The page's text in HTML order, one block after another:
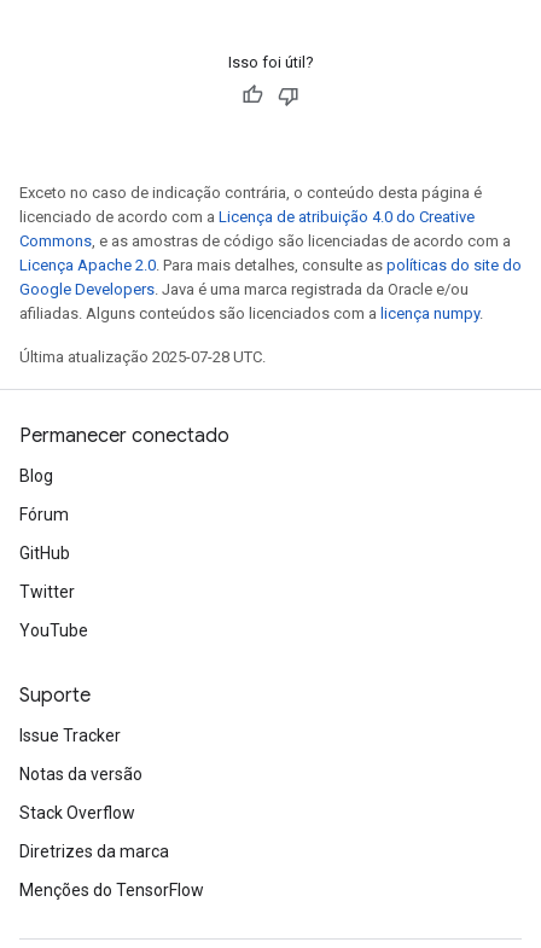
Isso foi útil?
Exceto no caso de indicação contrária, o conteúdo desta página é
licenciado de acordo com a Licença de atribuição 4.0 do Creative
Commons, e as amostras de código são licenciadas de acordo com a
Licença Apache 2.0. Para mais detalhes, consulte as políticas do site do
Google Developers. Java é uma marca registrada da Oracle e/ou
afiliadas. Alguns conteúdos são licenciados com a licença numpy.
Última atualização 2025-07-28 UTC.
Permanecer conectado
Blog
Fórum
GitHub
Twitter
YouTube
Suporte
Issue Tracker
Notas da versão
Stack Overflow
Diretrizes da marca
Menções do TensorFlow